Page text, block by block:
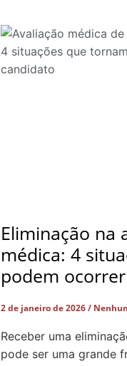
Eliminação na
médica: 4
podem
2 de janeiro de 2026
Receber uma
pode ser uma grande